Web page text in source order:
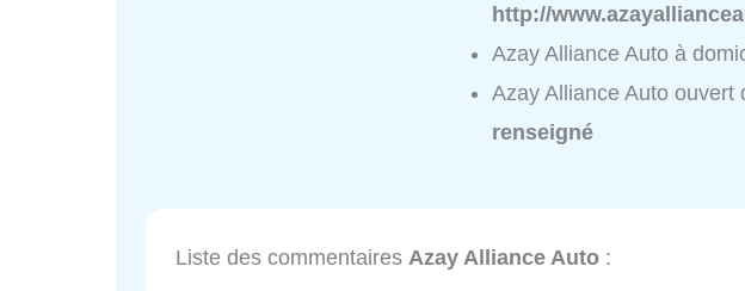
http://
Azay Alliance Auto à
Azay Alliance Auto ouvert
renseigné
Liste des commentaires Azay Alliance Auto :